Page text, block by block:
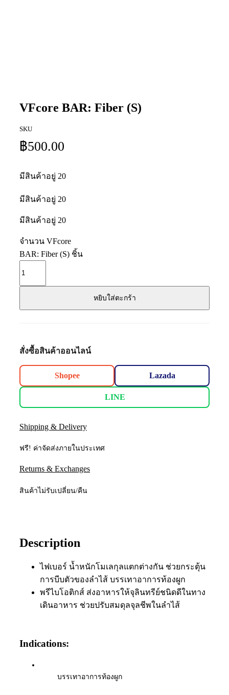
VFcore BAR: Fiber (S)
SKU
฿500.00
มีสินค้าอยู่ 20
มีสินค้าอยู่ 20
มีสินค้าอยู่ 20
จำนวน VFcore
BAR: Fiber (S) ชิ้น
หยิบใส่ตะกร้า
สั่งซื้อสินค้าออนไลน์
Shopee Lazada
LINE
Shipping & Delivery
ฟรี! ค่าจัดส่งภายในประเทศ
Returns & Exchanges
สินค้าไม่รับเปลี่ยน/คืน
Description
ไฟเบอร์ น้ำหนักโมเลกุลแตกต่างกัน ช่วยกระตุ้น
การบีบตัวของลำไส้ บรรเทาอาการท้องผูก
พรีไบโอติกส์ ส่งอาหารให้จุลินทรีย์ชนิดดีในทาง
เดินอาหาร ช่วยปรับสมดุลจุลชีพในลำไส้
Indications:
บรรเทาอาการท้องผูก